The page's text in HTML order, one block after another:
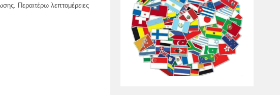
Περαιτέρω λεπτομέρειες